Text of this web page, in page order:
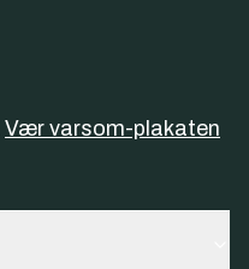
Vær varsom-plakaten